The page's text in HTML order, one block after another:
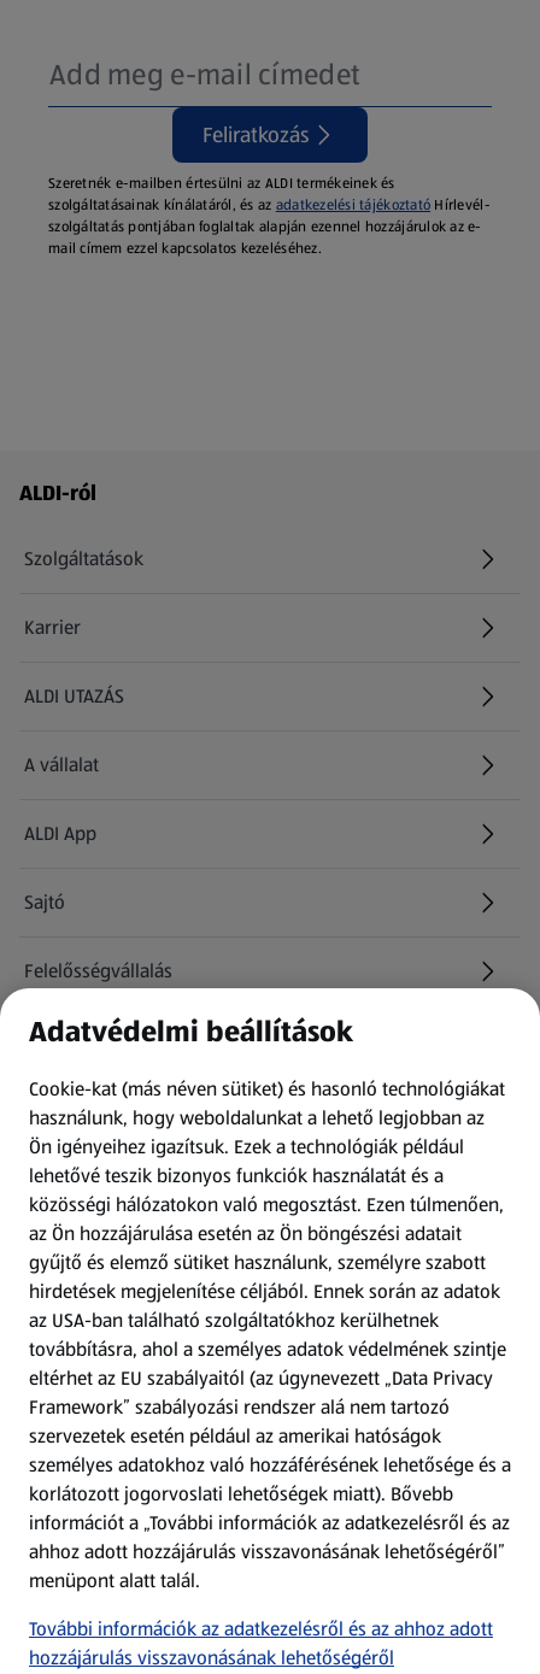
Feliratkozás
Szeretnék e-mailben értesülni az ALDI termékeinek és
szolgáltatásainak kínálatáról, és az adatkezelési tájékoztató Hírlevél-
szolgáltatás pontjában foglaltak alapján ezennel hozzájárulok az e-
mail címem ezzel kapcsolatos kezeléséhez.
Láblécmenü - további linkek
ALDI-ról
Szolgáltatások
Karrier
(új oldalon nyílik meg)
ALDI UTAZÁS
(új oldalon nyílik meg)
A vállalat
ALDI App
Sajtó
Felelősségvállalás
Információk
Kérdőív
Fizetési lehetőségek
ALDI utalványok
Árcsökkentés
Adattörlő alkalmazás
Szervizpont
(új oldalon nyílik meg)
Fedezz fel minket az interneten!
Töltsd le az ALDI Magyarország applikációt!
Adatvédelmi beállítások
Cookie-kat (más néven sütiket) és hasonló technológiákat
használunk, hogy weboldalunkat a lehető legjobban az
Ön igényeihez igazítsuk. Ezek a technológiák például
lehetővé teszik bizonyos funkciók használatát és a
közösségi hálózatokon való megosztást. Ezen túlmenően,
az Ön hozzájárulása esetén az Ön böngészési adatait
gyűjtő és elemző sütiket használunk, személyre szabott
hirdetések megjelenítése céljából. Ennek során az adatok
az USA-ban található szolgáltatókhoz kerülhetnek
továbbításra, ahol a személyes adatok védelmének szintje
eltérhet az EU szabályaitól (az úgynevezett „Data Privacy
Framework” szabályozási rendszer alá nem tartozó
szervezetek esetén például az amerikai hatóságok
személyes adatokhoz való hozzáférésének lehetősége és a
korlátozott jogorvoslati lehetőségek miatt). Bővebb
információt a „További információk az adatkezelésről és az
ahhoz adott hozzájárulás visszavonásának lehetőségéről”
menüpont alatt talál.
További információk az adatkezelésről és az ahhoz adott
hozzájárulás visszavonásának lehetőségéről